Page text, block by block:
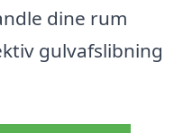
dine rum
gulvafslibning